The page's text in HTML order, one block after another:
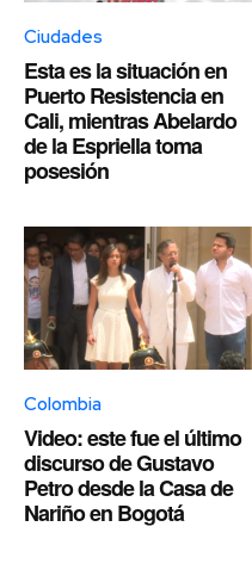
Ciudades
Esta es la situación en
Puerto Resistencia en
Cali, mientras Abelardo
de la Espriella toma
posesión
Colombia
Video: este fue el último
discurso de Gustavo
Petro desde la Casa de
Nariño en Bogotá